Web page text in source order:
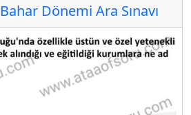
Dönemi Ara Sınavı